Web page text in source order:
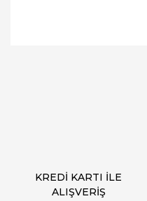
KREDİ KARTI İLE
ALIŞVERİŞ